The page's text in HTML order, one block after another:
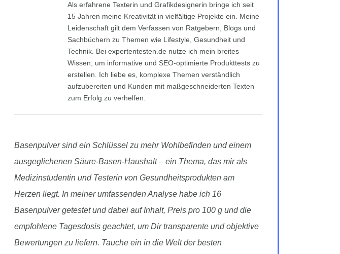
Als erfahrene Texterin und Grafikdesignerin bringe ich seit
15 Jahren meine Kreativität in vielfältige Projekte ein. Meine
Leidenschaft gilt dem Verfassen von Ratgebern, Blogs und
Sachbüchern zu Themen wie Lifestyle, Gesundheit und
Technik. Bei expertentesten.de nutze ich mein breites
Wissen, um informative und SEO-optimierte Produkttests zu
erstellen. Ich liebe es, komplexe Themen verständlich
aufzubereiten und Kunden mit maßgeschneiderten Texten
zum Erfolg zu verhelfen.
Basenpulver sind ein Schlüssel zu mehr Wohlbefinden und einem
ausgeglichenen Säure-Basen-Haushalt – ein Thema, das mir als
Medizinstudentin und Testerin von Gesundheitsprodukten am
Herzen liegt. In meiner umfassenden Analyse habe ich 16
Basenpulver getestet und dabei auf Inhalt, Preis pro 100 g und die
empfohlene Tagesdosis geachtet, um Dir transparente und objektive
Bewertungen zu liefern. Tauche ein in die Welt der besten